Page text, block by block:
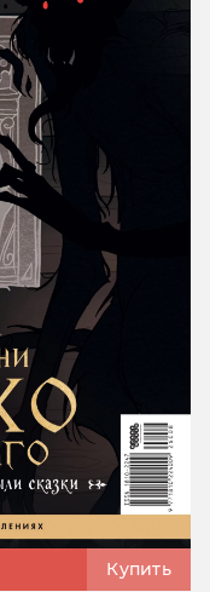
Купить